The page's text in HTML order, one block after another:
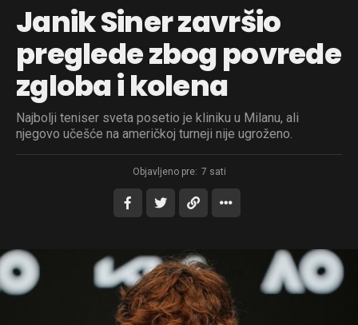
Janik Siner završio
preglede zbog povrede
zgloba i kolena
Najbolji teniser sveta posetio je kliniku u Milanu, ali
njegovo učešće na američkoj turneji nije ugroženo.
Objavljeno pre: 7 sati